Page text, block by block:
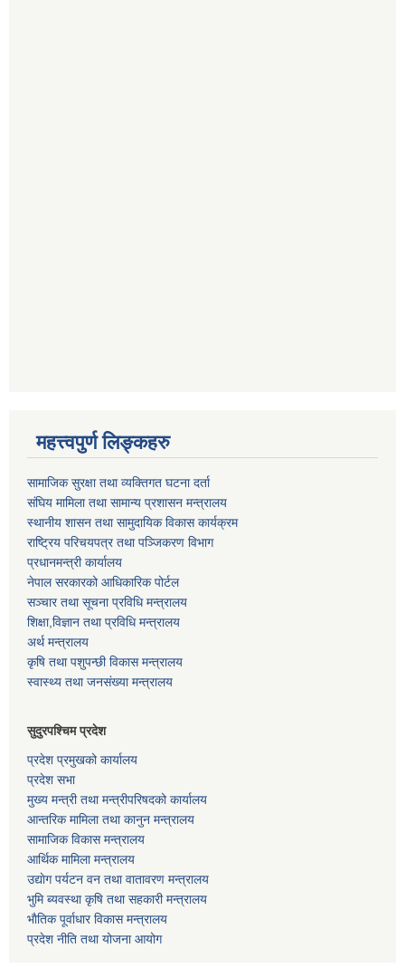
महत्त्वपुर्ण लिङ्कहरु
सामाजिक सुरक्षा तथा व्यक्तिगत घटना दर्ता
संघिय मामिला तथा सामान्य प्रशासन मन्त्रालय
स्थानीय शासन तथा सामुदायिक विकास कार्यक्रम
राष्ट्रिय परिचयपत्र तथा पञ्जिकरण विभाग
प्रधानमन्त्री कार्यालय
नेपाल सरकारको आधिकारिक पोर्टल
सञ्‍चार तथा सूचना प्रविधि मन्त्रालय
शिक्षा,विज्ञान तथा प्रविधि मन्त्रालय
अर्थ मन्त्रालय
कृषि तथा पशुपन्छी विकास मन्त्रालय
स्वास्थ्य तथा जनसंख्या मन्त्रालय
सुदुरपश्चिम प्रदेश
प्रदेश प्रमुखको कार्यालय
प्रदेश सभा
मुख्य मन्त्री तथा मन्त्रीपरिषदको कार्यालय
आन्तरिक मामिला तथा कानुन मन्त्रालय
सामाजिक विकास मन्त्रालय
आर्थिक मामिला मन्त्रालय
उद्याेग पर्यटन वन तथा वातावरण मन्त्रालय
भुमि ब्यवस्था कृषि तथा सहकारी मन्त्रालय
भाैतिक पूर्वाधार विकास मन्त्रालय
प्रदेश नीति तथा योजना आयोग